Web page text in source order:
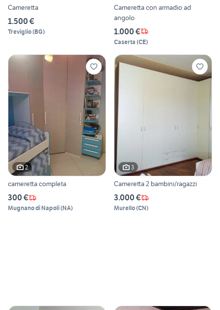
Cameretta
1.500 €
Treviglio(BG)
Cameretta con armadio ad
angolo
1.000 €
Caserta (CE)
2
cameretta completa
300 €
Mugnano di Napoli(NA)
3
Cameretta 2 bambini/ragazzi
3.000 €
Murello(CN)